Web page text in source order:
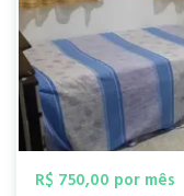
R$ 750,00 por mês